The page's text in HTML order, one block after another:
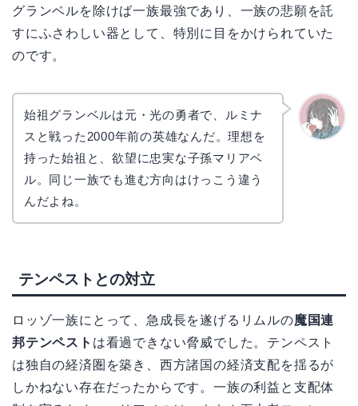
グランベルを除けば一族最強であり、一族の悲願を託
すにふさわしい器として、特別に目をかけられていた
のです。
始祖グランベルは元・光の勇者で、ルミナ
スと戦った2000年前の英雄なんだ。理想を
持った始祖と、欲望に忠実な子孫マリアベ
ル。同じ一族でも進む方向はけっこう違う
んだよね。
テンペストとの対立
ロッゾ一族にとって、急成長を遂げるリムルの魔国連
邦テンペスト は看過できない脅威でした。テンペスト
は独自の経済圏を築き、西方諸国の経済支配を揺るが
しかねない存在だったからです。一族の利益と支配体